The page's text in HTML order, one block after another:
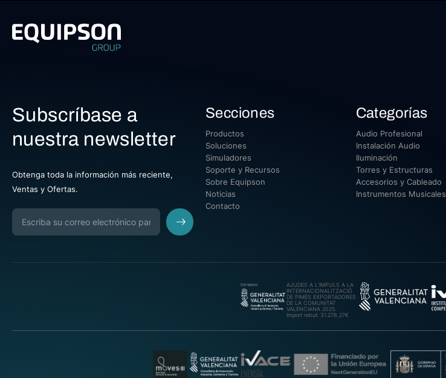
Subscríbase a
nuestra newsletter
Obtenga toda la información más reciente,
Ventas y Ofertas.
Secciones
Productos
Soluciones
Simuladores
Soporte y Recursos
Sobre Equipson
Noticias
Contacto
Categorías
Audio Profesional
Instalación Audio
Iluminación
Torres y Estructuras
Accesorios y Cableado
Instrumentos Musicales
AJUDES A L’IMPULS A LA
INTERNACIONALITZACIÓ
DE PIMES EXPORTADORES
DE LA COMUNITAT
VALENCIANA 2025.
Import rebut: 31.278,27€